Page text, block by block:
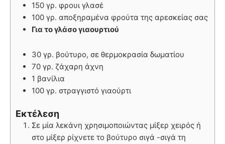
150 γρ. φρουι γλασέ
100 γρ. αποξηραμένα φρούτα της αρεσκείας σας
Για το γλάσο γιαουρτιού
30 γρ. βούτυρο, σε θερμοκρασία δωματίου
70 γρ. ζάχαρη άχνη
1 βανίλια
100 γρ. στραγγιστό γιαούρτι
Εκτέλεση
Σε μία λεκάνη χρησιμοποιώντας μίξερ χειρός ή
στο μίξερ ρίχνετε το βούτυρο σιγά -σιγά τη